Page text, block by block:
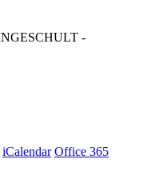
iCalendar Office 365